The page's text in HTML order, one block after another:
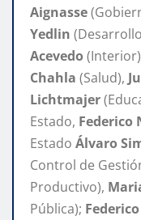
Aignasse
Yedlin
Acevedo
Chahla (Salud),
Lichtmajer
Estado, Federico
Estado Álvaro
Control de
Productivo),
Pública);